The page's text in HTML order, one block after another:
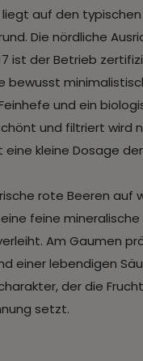
liegt auf den
Die nördliche
ist der Betrieb
bewusst
und ein
und filtriert wird
eine kleine Dosage
rote Beeren auf
feine
Am Gaumen
einer lebendigen
der die
setzt.